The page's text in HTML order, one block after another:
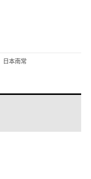
日本南常